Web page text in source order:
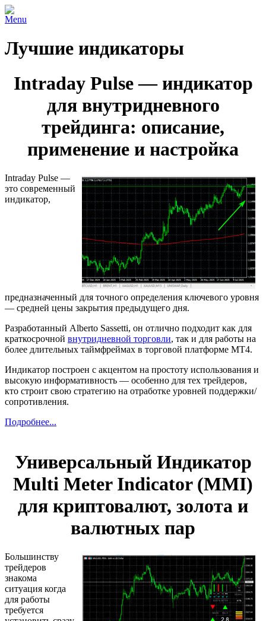
Menu
Лучшие индикаторы
Intraday Pulse — индикатор
для внутридневного
трейдинга: описание,
применение и настройка
Intraday Pulse —
это современный
индикатор,
предназначенный для точного определения ключевого уровня
— средней цены закрытия предыдущего дня.
Разработанный Alberto Sassetti, он отлично подходит как для
краткосрочной внутридневной торговли, так и для работы на
более длительных таймфреймах в торговой платформе МТ4.
Индикатор построен с акцентом на простоту использования и
высокую информативность — особенно для тех трейдеров,
кто строит свою стратегию на отработке уровней поддержки/
сопротивления.
Подробнее...
Универсальный Индикатор
Multi Meter Indicator (MMI)
для криптовалют, золота и
валютных пар
Большинству
трейдеров
знакома
ситуация когда
для работы
требуется